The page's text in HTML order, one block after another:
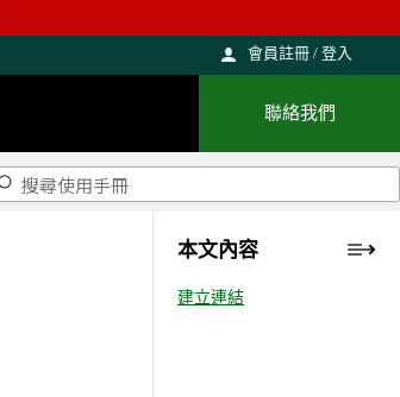
會員註冊 / 登入
聯絡我們
本文內容
建立連結